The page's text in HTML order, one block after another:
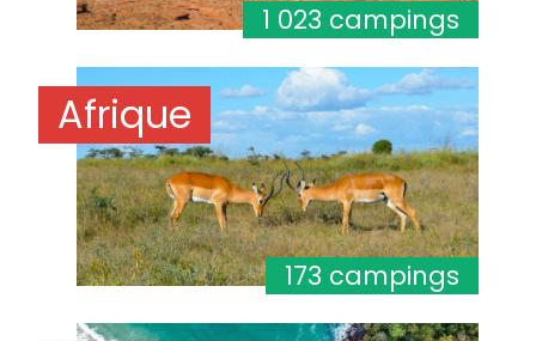
1 023 campings
Afrique
173 campings